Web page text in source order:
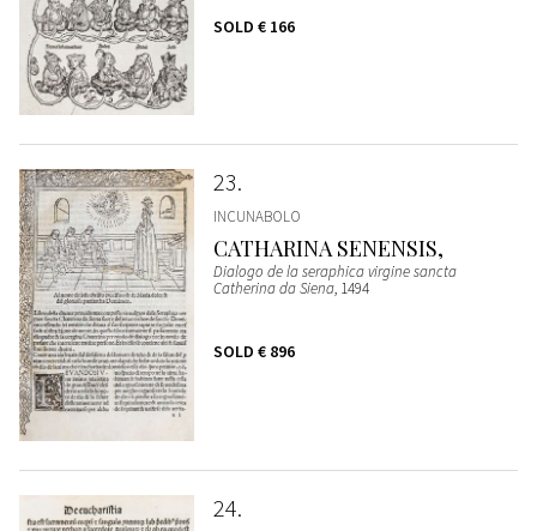
SOLD € 166
23
INCUNABOLO
CATHARINA SENENSIS,
Dialogo de la seraphica virgine sancta
Catherina da Siena, 1494
SOLD € 896
24